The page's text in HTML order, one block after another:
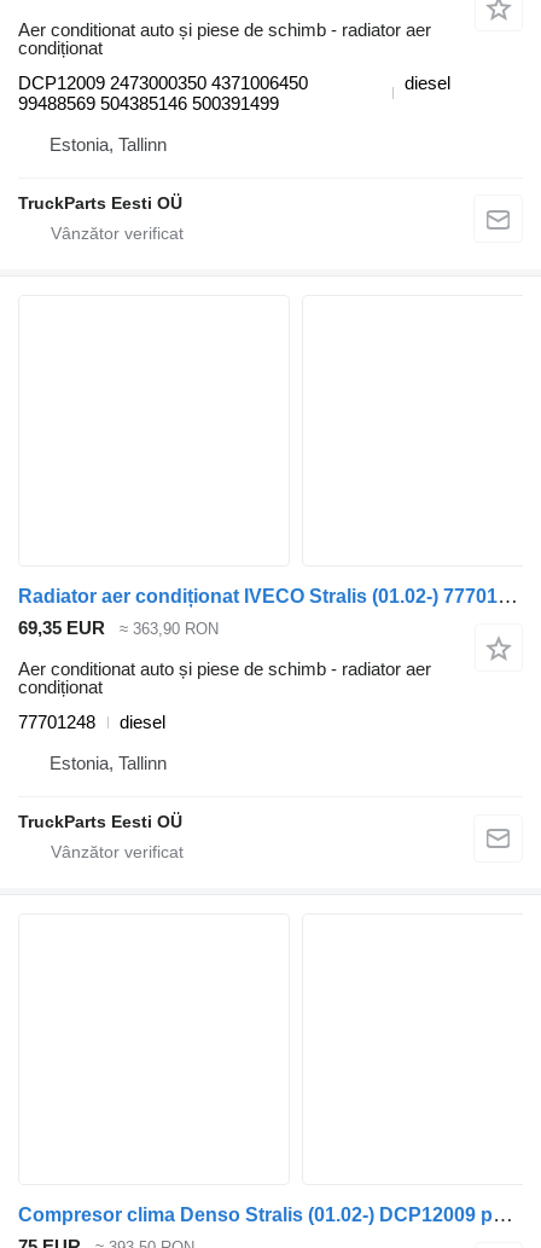
Aer conditionat auto și piese de schimb - radiator aer
condiționat
DCP12009 2473000350 4371006450
99488569 504385146 500391499
diesel
Estonia, Tallinn
TruckParts Eesti OÜ
Radiator aer condiționat IVECO Stralis (01.02-) 77701248 pentru cap tractor IVECO Stralis, Trakker (2002-)
69,35 EUR ≈ 363,90 RON
Aer conditionat auto și piese de schimb - radiator aer
condiționat
77701248
diesel
Estonia, Tallinn
TruckParts Eesti OÜ
Compresor clima Denso Stralis (01.02-) DCP12009 pentru cap tractor IVECO Stralis, Trakker (2002-)